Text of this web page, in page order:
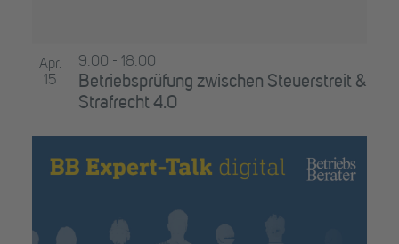
Apr.
15
Betriebsprüfung zwischen Steuerstreit &
Strafrecht 4.0
9:00 - 18:00